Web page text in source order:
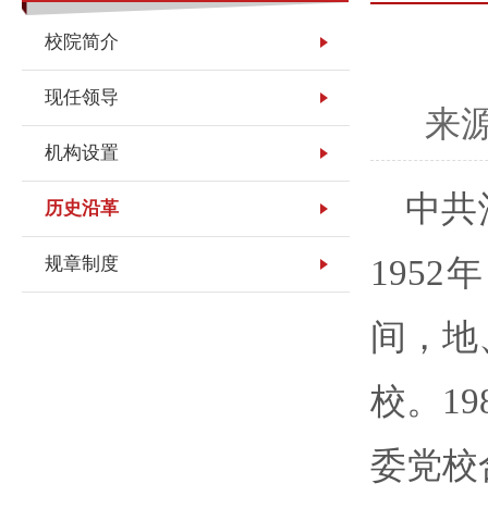
校院简介
现任领导
机构设置
历史沿革
规章制度
来
中共
1952
间，
校。
委党校